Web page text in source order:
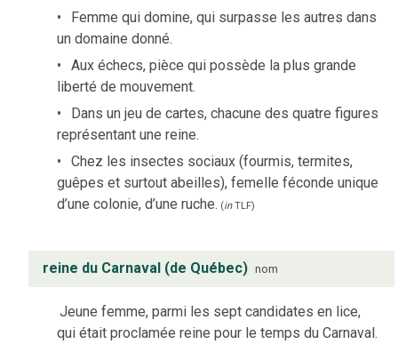
Femme qui domine, qui surpasse les autres dans
un domaine donné.
Aux échecs, pièce qui possède la plus grande
liberté de mouvement.
Dans un jeu de cartes, chacune des quatre figures
représentant une reine.
Chez les insectes sociaux (fourmis, termites,
guêpes et surtout abeilles), femelle féconde unique
d’une colonie, d’une ruche. (inTLF)
reine du Carnaval (de Québec) nom
Jeune femme, parmi les sept candidates en lice,
qui était proclamée reine pour le temps du Carnaval.